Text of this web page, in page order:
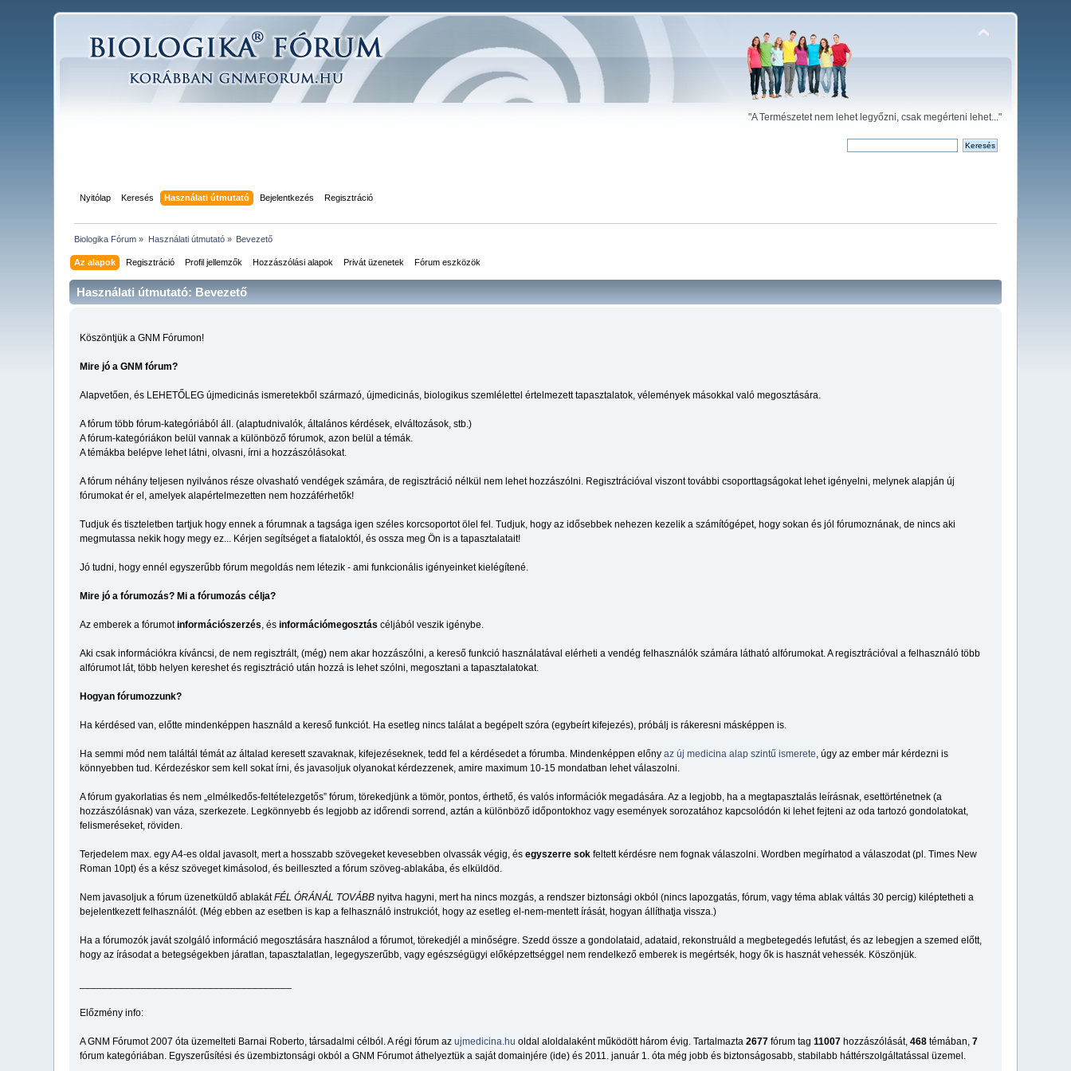
"A Természetet nem lehet legyőzni, csak megérteni lehet..."
Nyitólap Keresés Használati útmutató Bejelentkezés Regisztráció
Biologika Fórum » Használati útmutató» Bevezető
Az alapok Regisztráció Profil jellemzők Hozzászólási alapok Privát üzenetek Fórum eszközök
Használati útmutató: Bevezető
Köszöntjük a GNM Fórumon!
Mire jó a GNM fórum?
Alapvetően, és LEHETŐLEG újmedicinás ismeretekből származó, újmedicinás, biologikus szemlélettel értelmezett tapasztalatok, vélemények másokkal való megosztására.
A fórum több fórum-kategóriából áll. (alaptudnivalók, általános kérdések, elváltozások, stb.)
A fórum-kategóriákon belül vannak a különböző fórumok, azon belül a témák.
A témákba belépve lehet látni, olvasni, írni a hozzászólásokat.
A fórum néhány teljesen nyilvános része olvasható vendégek számára, de regisztráció nélkül nem lehet hozzászólni. Regisztrációval viszont további csoporttagságokat lehet igényelni, melynek alapján új
fórumokat ér el, amelyek alapértelmezetten nem hozzáférhetők!
Tudjuk és tiszteletben tartjuk hogy ennek a fórumnak a tagsága igen széles korcsoportot ölel fel. Tudjuk, hogy az idősebbek nehezen kezelik a számítógépet, hogy sokan és jól fórumoznának, de nincs aki
megmutassa nekik hogy megy ez... Kérjen segítséget a fiataloktól, és ossza meg Ön is a tapasztalatait!
Jó tudni, hogy ennél egyszerűbb fórum megoldás nem létezik - ami funkcionális igényeinket kielégítené.
Mire jó a fórumozás? Mi a fórumozás célja?
Az emberek a fórumotinformációszerzés , és információmegosztás céljából veszik igénybe.
Aki csak információkra kíváncsi, de nem regisztrált, (még) nem akar hozzászólni, a kereső funkció használatával elérheti a vendég felhasználók számára látható alfórumokat. A regisztrációval a felhasználó több
alfórumot lát, több helyen kereshet és regisztráció után hozzá is lehet szólni, megosztani a tapasztalatokat.
Hogyan fórumozzunk?
Ha kérdésed van, előtte mindenképpen használd a kereső funkciót. Ha esetleg nincs találat a begépelt szóra (egybeírt kifejezés), próbálj is rákeresni másképpen is.
Ha semmi mód nem találtál témát az általad keresett szavaknak, kifejezéseknek, tedd fel a kérdésedet a fórumba. Mindenképpen előny az új medicina alap szintű ismerete , úgy az ember már kérdezni is
könnyebben tud. Kérdezéskor sem kell sokat írni, és javasoljuk olyanokat kérdezzenek, amire maximum 10-15 mondatban lehet válaszolni.
A fórum gyakorlatias és nem „elmélkedős-feltételezgetős” fórum, törekedjünk a tömör, pontos, érthető, és valós információk megadására. Az a legjobb, ha a megtapasztalás leírásnak, esettörténetnek (a
hozzászólásnak) van váza, szerkezete. Legkönnyebb és legjobb az időrendi sorrend, aztán a különböző időpontokhoz vagy események sorozatához kapcsolódón ki lehet fejteni az oda tartozó gondolatokat,
felismeréseket, röviden.
Terjedelem max. egy A4-es oldal javasolt, mert a hosszabb szövegeket kevesebben olvassák végig, és egyszerre sok feltett kérdésre nem fognak válaszolni. Wordben megírhatod a válaszodat (pl. Times New
Roman 10pt) és a kész szöveget kimásolod, és beilleszted a fórum szöveg-ablakába, és elküldöd.
Nem javasoljuk a fórum üzenetküldő ablakátFÉL ÓRÁNÁL TOVÁBBnyitva hagyni, mert ha nincs mozgás, a rendszer biztonsági okból (nincs lapozgatás, fórum, vagy téma ablak váltás 30 percig) kiléptetheti a
bejelentkezett felhasználót. (Még ebben az esetben is kap a felhasználó instrukciót, hogy az esetleg el-nem-mentett írását, hogyan állíthatja vissza.)
Ha a fórumozók javát szolgáló információ megosztására használod a fórumot, törekedjél a minőségre. Szedd össze a gondolataid, adataid, rekonstruáld a megbetegedés lefutást, és az lebegjen a szemed előtt,
hogy az írásodat a betegségekben járatlan, tapasztalatlan, legegyszerűbb, vagy egészségügyi előképzettséggel nem rendelkező emberek is megértsék, hogy ők is hasznát vehessék. Köszönjük.
Előzmény info:
A GNM Fórumot 2007 óta üzemelteti Barnai Roberto, társadalmi célból. A régi fórum az ujmedicina.hu oldal aloldalaként működött három évig. Tartalmazta 2677fórum tag 11007hozzászólását, 468témában, 7
fórum kategóriában. Egyszerűsítési és üzembiztonsági okból a GNM Fórumot áthelyeztük a saját domainjére (ide) és 2011. január 1. óta még jobb és biztonságosabb, stabilabb háttérszolgáltatással üzemel.